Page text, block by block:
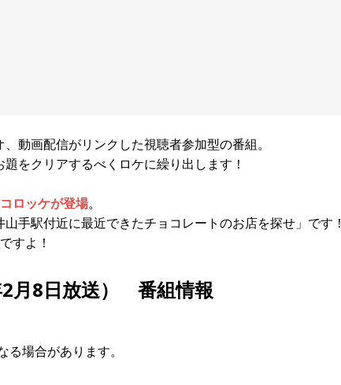
動画配信がリンクした視聴者参加型の番組。
をクリアするべくロケに繰り出します！
ロッケが登場。
手駅付近に最近できたチョコレートのお店を探せ」です！
すよ！
月8日放送） 番組情報
場合があります。